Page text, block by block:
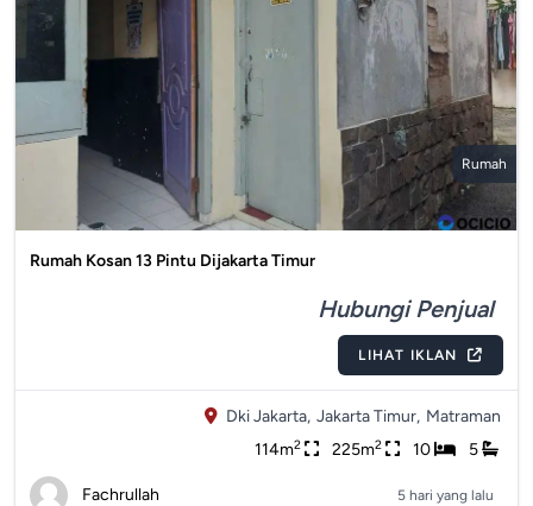
Rumah
Rumah Kosan 13 Pintu Dijakarta Timur
Hubungi Penjual
LIHAT IKLAN
Dki Jakarta, Jakarta Timur, Matraman
114m2 225m2 10 5
Fachrullah 5 hari yang lalu